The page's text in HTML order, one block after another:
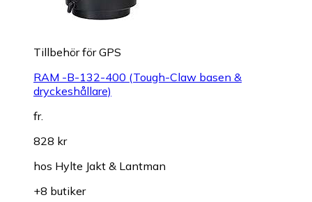
Tillbehör för GPS
RAM -B-132-400 (Tough-Claw basen &
dryckeshållare)
fr.
828 kr
hos Hylte Jakt & Lantman
+8 butiker